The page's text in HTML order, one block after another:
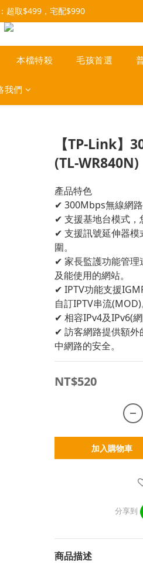
倍送！把握機會，趕緊下單！
超取$499，宅配$990
氣一擊・限時開搶
倍送！把握機會，趕緊下單！
本檔特殺 毛孩首選
我們
【TP-Link】
(TL-WR840N)
產品特色
✔ 300Mbps無線網路
✔ 支援基地台模式，
✔ 支援訊號延伸器模
圍。
✔ 家長監護功能管理
及能使用的網站。
✔ IPTV功能支援
自訂IPTV串流(MOD)
✔ 相容IPv4及IPv6(網
✔ 訪客網路提供額外
中網路的安全。
NT$520
加入購物車
分享到
商品描述